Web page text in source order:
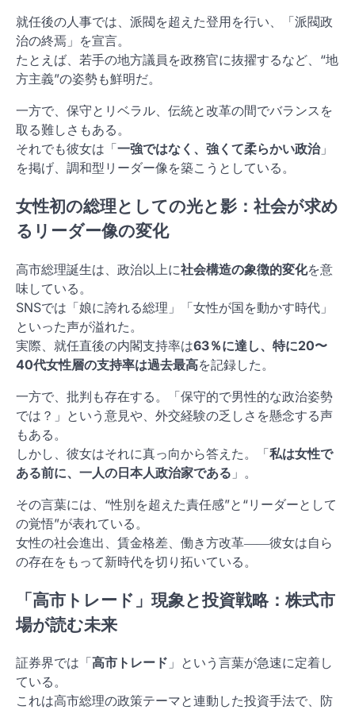
就任後の人事では、派閥を超えた登用を行い、「派閥政
治の終焉」を宣言。
たとえば、若手の地方議員を政務官に抜擢するなど、“地
方主義”の姿勢も鮮明だ。
一方で、保守とリベラル、伝統と改革の間でバランスを
取る難しさもある。
それでも彼女は「一強ではなく、強くて柔らかい政治」
を掲げ、調和型リーダー像を築こうとしている。
女性初の総理としての光と影：社会が求め
るリーダー像の変化
高市総理誕生は、政治以上に社会構造の象徴的変化を意
味している。
SNSでは「娘に誇れる総理」「女性が国を動かす時代」
といった声が溢れた。
実際、就任直後の内閣支持率は63％に達し、特に20〜
40代女性層の支持率は過去最高を記録した。
一方で、批判も存在する。「保守的で男性的な政治姿勢
では？」という意見や、外交経験の乏しさを懸念する声
もある。
しかし、彼女はそれに真っ向から答えた。「私は女性で
ある前に、一人の日本人政治家である 」。
その言葉には、“性別を超えた責任感”と“リーダーとして
の覚悟”が表れている。
女性の社会進出、賃金格差、働き方改革――彼女は自ら
の存在をもって新時代を切り拓いている。
「高市トレード」現象と投資戦略：株式市
場が読む未来
証券界では「高市トレード 」という言葉が急速に定着し
ている。
これは高市総理の政策テーマと連動した投資手法で、防